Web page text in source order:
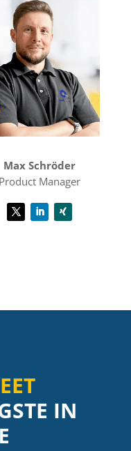
Max Schröder
Product Manager
IN